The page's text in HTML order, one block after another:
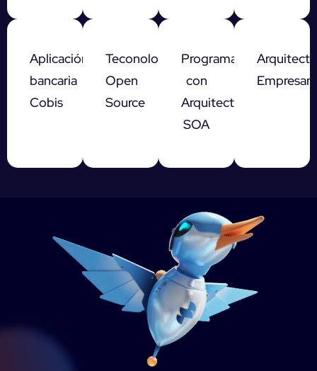
Aplicación
bancaria
Cobis
Teconología
Open
Source
Programación
con
Arquitectura
SOA